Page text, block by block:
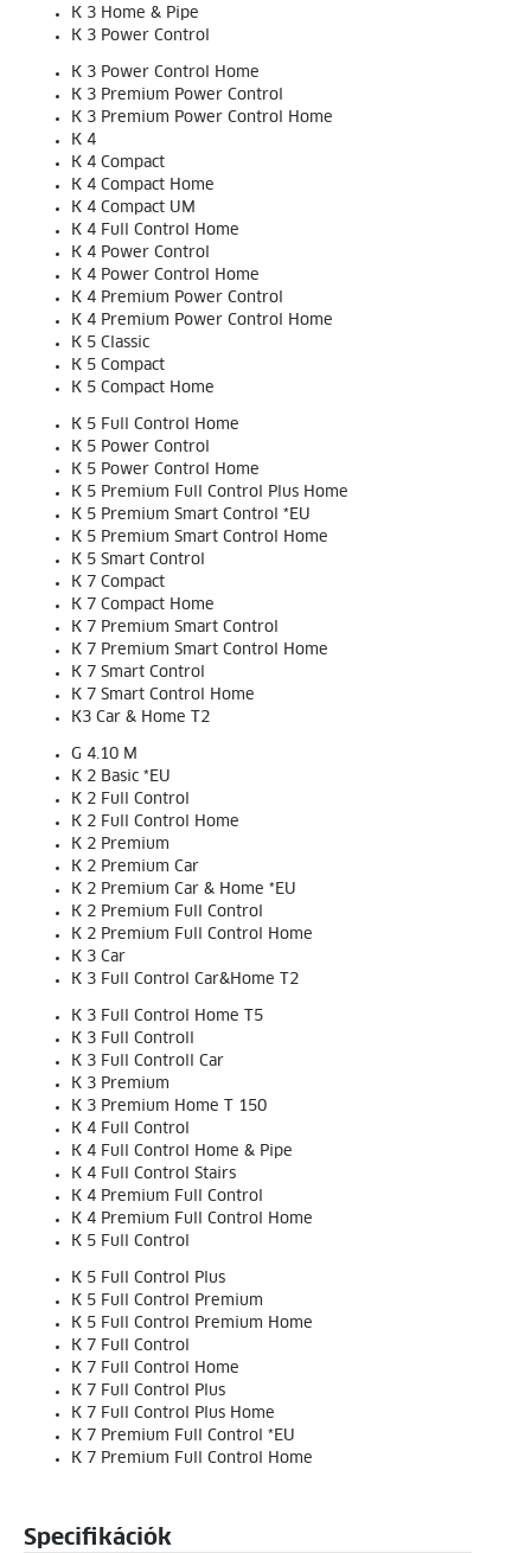
K 3 Home & Pipe
K 3 Power Control
K 3 Power Control Home
K 3 Premium Power Control
K 3 Premium Power Control Home
K 4
K 4 Compact
K 4 Compact Home
K 4 Compact UM
K 4 Full Control Home
K 4 Power Control
K 4 Power Control Home
K 4 Premium Power Control
K 4 Premium Power Control Home
K 5 Classic
K 5 Compact
K 5 Compact Home
K 5 Full Control Home
K 5 Power Control
K 5 Power Control Home
K 5 Premium Full Control Plus Home
K 5 Premium Smart Control *EU
K 5 Premium Smart Control Home
K 5 Smart Control
K 7 Compact
K 7 Compact Home
K 7 Premium Smart Control
K 7 Premium Smart Control Home
K 7 Smart Control
K 7 Smart Control Home
K3 Car & Home T2
G 4.10 M
K 2 Basic *EU
K 2 Full Control
K 2 Full Control Home
K 2 Premium
K 2 Premium Car
K 2 Premium Car & Home *EU
K 2 Premium Full Control
K 2 Premium Full Control Home
K 3 Car
K 3 Full Control Car&Home T2
K 3 Full Control Home T5
K 3 Full Controll
K 3 Full Controll Car
K 3 Premium
K 3 Premium Home T 150
K 4 Full Control
K 4 Full Control Home & Pipe
K 4 Full Control Stairs
K 4 Premium Full Control
K 4 Premium Full Control Home
K 5 Full Control
K 5 Full Control Plus
K 5 Full Control Premium
K 5 Full Control Premium Home
K 7 Full Control
K 7 Full Control Home
K 7 Full Control Plus
K 7 Full Control Plus Home
K 7 Premium Full Control *EU
K 7 Premium Full Control Home
Specifikációk